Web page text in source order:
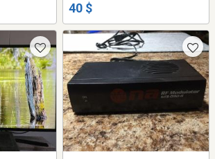
40 $